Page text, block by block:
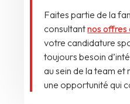
Faites partie de la
consultantnos offres
votre candidature
toujours besoin
au sein de la team
une opportunité qui